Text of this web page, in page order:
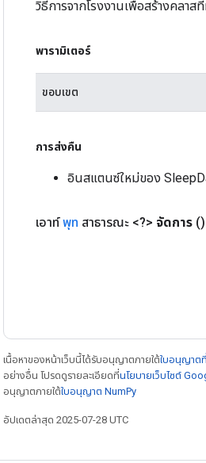
วิธีการจากโรงงานเพื่อสร้างคลา
พารามิเตอร์
ขอบเขต
การส่งคืน
อินสแตนซ์ใหม่ของ
เอาท์พุท สาธารณะ <?> จัดการ ()
เนื้อหาของหน้าเว็บนี้ได้รับอนุญาตภายใต้ใบอนุญาต
อย่างอื่น โปรดดูรายละเอียดที่นโยบายเว็บไซต์
อนุญาตภายใต้ใบอนุญาต NumPy
อัปเดตล่าสุด 2025-07-28 UTC